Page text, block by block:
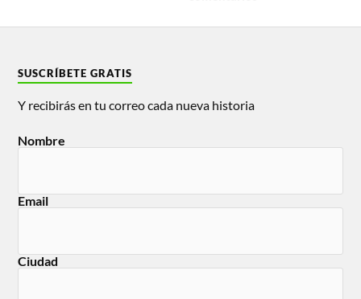
SUSCRÍBETE GRATIS
Y recibirás en tu correo cada nueva historia
Nombre
Email
Ciudad